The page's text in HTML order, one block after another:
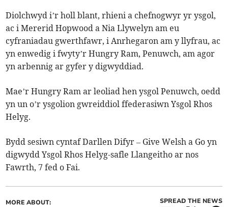
Diolchwyd i’r holl blant, rhieni a chefnogwyr yr ysgol,
ac i Mererid Hopwood a Nia Llywelyn am eu
cyfraniadau gwerthfawr, i Anrhegaron am y llyfrau, ac
yn enwedig i fwyty’r Hungry Ram, Penuwch, am agor
yn arbennig ar gyfer y digwyddiad.
Mae’r Hungry Ram ar leoliad hen ysgol Penuwch, oedd
yn un o’r ysgolion gwreiddiol ffederasiwn Ysgol Rhos
Helyg.
Bydd sesiwn cyntaf Darllen Difyr – Give Welsh a Go yn
digwydd Ysgol Rhos Helyg-safle Llangeitho ar nos
Fawrth, 7 fed o Fai.
MORE ABOUT: SPREAD THE NEWS